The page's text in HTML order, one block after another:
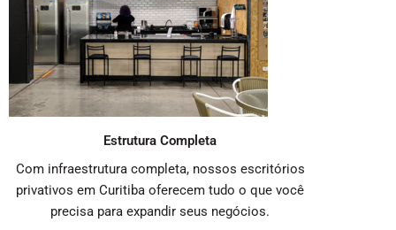
Estrutura Completa
Com infraestrutura completa, nossos escritórios
privativos em Curitiba oferecem tudo o que você
precisa para expandir seus negócios.